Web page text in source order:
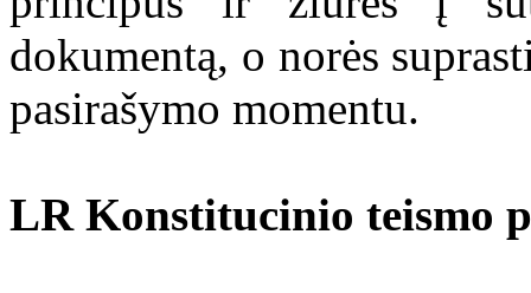
dokumentą, o norės
pasirašymo momentu.
LR Konstitucinio teismo